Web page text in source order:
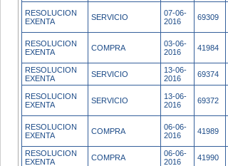
RESOLUCION
EXENTA
SERVICIO
07-06-
2016
69309
RESOLUCION
EXENTA
COMPRA
03-06-
2016
41984
RESOLUCION
EXENTA
SERVICIO
13-06-
2016
69374
RESOLUCION
EXENTA
SERVICIO
13-06-
2016
69372
RESOLUCION
EXENTA
COMPRA
06-06-
2016
41989
RESOLUCION
EXENTA
COMPRA
06-06-
2016
41990